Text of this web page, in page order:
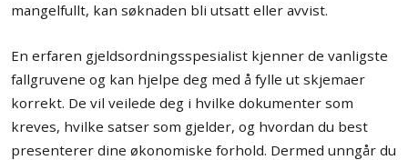
mangelfullt, kan søknaden bli utsatt eller avvist.
En erfaren gjeldsordningsspesialist kjenner de vanligste
fallgruvene og kan hjelpe deg med å fylle ut skjemaer
korrekt. De vil veilede deg i hvilke dokumenter som
kreves, hvilke satser som gjelder, og hvordan du best
presenterer dine økonomiske forhold. Dermed unngår du